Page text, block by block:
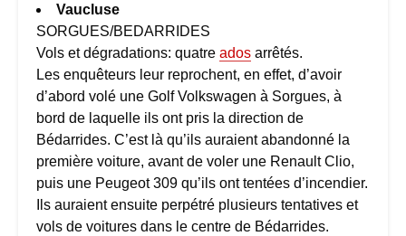
Vaucluse
SORGUES/BEDARRIDES
Vols et dégradations: quatre ados arrêtés.
Les enquêteurs leur reprochent, en effet, d’avoir
d’abord volé une Golf Volkswagen à Sorgues, à
bord de laquelle ils ont pris la direction de
Bédarrides. C’est là qu’ils auraient abandonné la
première voiture, avant de voler une Renault Clio,
puis une Peugeot 309 qu’ils ont tentées d’incendier.
Ils auraient ensuite perpétré plusieurs tentatives et
vols de voitures dans le centre de Bédarrides.